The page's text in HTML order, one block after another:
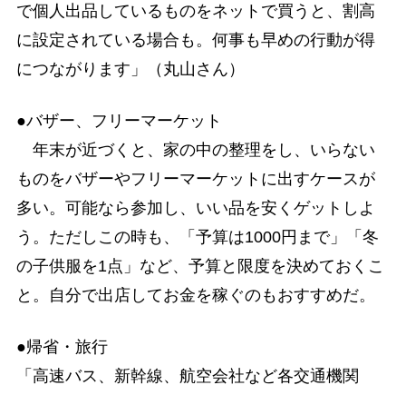
で個人出品しているものをネットで買うと、割高
に設定されている場合も。何事も早めの行動が得
につながります」（丸山さん）
●バザー、フリーマーケット
年末が近づくと、家の中の整理をし、いらない
ものをバザーやフリーマーケットに出すケースが
多い。可能なら参加し、いい品を安くゲットしよ
う。ただしこの時も、「予算は1000円まで」「冬
の子供服を1点」など、予算と限度を決めておくこ
と。自分で出店してお金を稼ぐのもおすすめだ。
●帰省・旅行
「高速バス、新幹線、航空会社など各交通機関